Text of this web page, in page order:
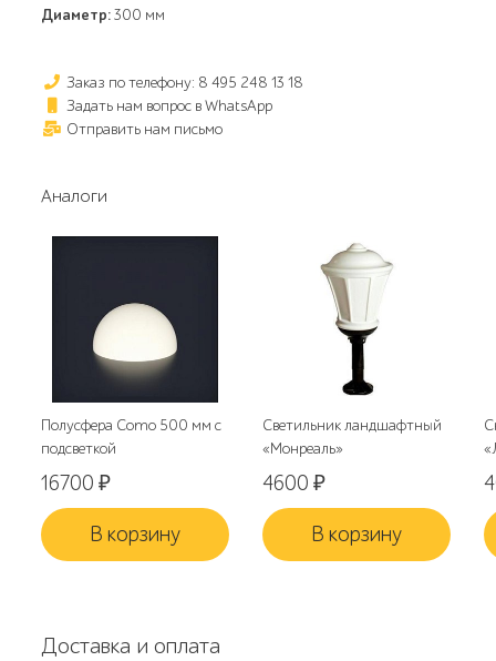
Диаметр:300 мм
Заказ по телефону: 8 495 248 13 18
Задать нам вопрос в WhatsApp
Отправить нам письмо
Аналоги
Полусфера Como 500 мм с
подсветкой
16700₽
В корзину
Светильник ландшафтный
«Монреаль»
4600₽
В корзину
Доставка и оплата